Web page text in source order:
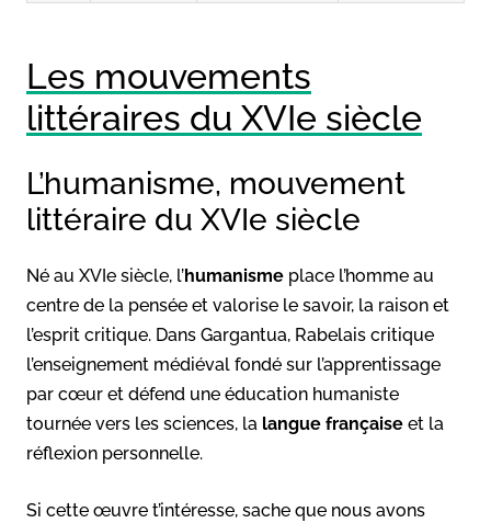
Les mouvements
littéraires du XVIe siècle
L’humanisme, mouvement
littéraire du XVIe siècle
Né au XVIe siècle, l’humanisme place l’homme au
centre de la pensée et valorise le savoir, la raison et
l’esprit critique. Dans Gargantua, Rabelais critique
l’enseignement médiéval fondé sur l’apprentissage
par cœur et défend une éducation humaniste
tournée vers les sciences, la langue française et la
réflexion personnelle.
Si cette œuvre t’intéresse, sache que nous avons